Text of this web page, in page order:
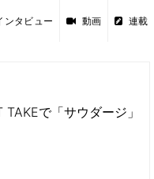
ンタビュー 動画 連載
で「サウダージ」